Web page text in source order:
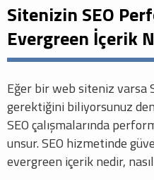
Sitenizin SEO
Evergreen İçerik
Eğer bir web siteniz varsa
gerektiğini biliyorsunuz
SEO çalışmalarında
unsur. SEO hizmetinde
evergreen içerik nedir,